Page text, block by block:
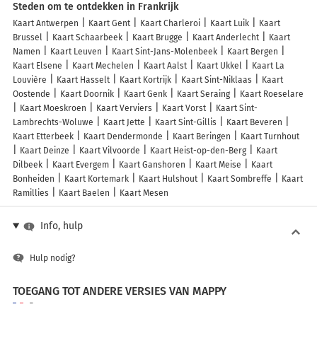
Steden om te ontdekken in Frankrijk
Kaart Antwerpen Kaart Gent Kaart Charleroi Kaart Luik
Kaart
Brussel
Kaart Schaarbeek Kaart Brugge Kaart Anderlecht
Kaart
Namen
Kaart Leuven Kaart Sint-Jans-Molenbeek
Kaart Bergen
Kaart Elsene
Kaart Mechelen Kaart Aalst Kaart Ukkel
Kaart La
Louvière
Kaart Hasselt Kaart Kortrijk Kaart Sint-Niklaas
Kaart
Oostende
Kaart Doornik Kaart Genk Kaart Seraing
Kaart Roeselare
Kaart Moeskroen
Kaart Verviers Kaart Vorst
Kaart Sint-
Lambrechts-Woluwe
Kaart Jette Kaart Sint-Gillis
Kaart Beveren
Kaart Etterbeek
Kaart Dendermonde Kaart Beringen
Kaart Turnhout
Kaart Deinze
Kaart Vilvoorde Kaart Heist-op-den-Berg
Kaart
Dilbeek
Kaart Evergem Kaart Ganshoren Kaart Meise
Kaart
Bonheiden
Kaart Kortemark Kaart Hulshout Kaart Sombreffe
Kaart
Ramillies
Kaart Baelen Kaart Mesen
Info, hulp
Hulp nodig?
TOEGANG TOT ANDERE VERSIES VAN MAPPY
France